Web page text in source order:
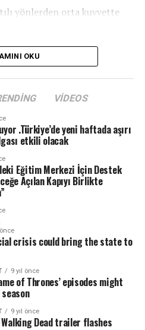
yönlerden orta kuvvette
OKU
VIDEOS
.Türkiye’de yeni haftada aşırı
etkili olacak
Eğitim Merkezi İçin Destek
Açılan Kapıyı Birlikte
crisis could bring the state to
9 yıl önce
of Thrones’ episodes might
9 yıl önce
Walking Dead trailer flashes